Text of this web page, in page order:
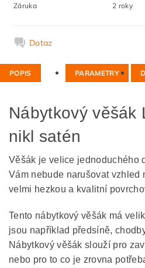
Záruka 2 roky
Dotaz
POPIS PARAMETRY
Nábytkový věšák
nikl satén
Věšák je velice jednoduchého
Vám nebude narušovat vzhled
velmi hezkou a kvalitní
Tento nábytkový věšák má
jsou například předsíně,
Nábytkový věšák slouží pro
nebo pro to co je zrovna